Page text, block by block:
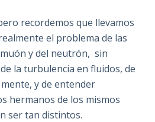
recordemos que llevamos
el problema de las
y del neutrón, sin
la turbulencia en fluidos, de
y de entender
hermanos de los mismos
ser tan distintos.